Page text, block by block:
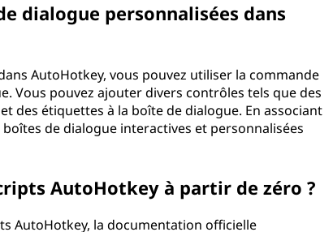
dialogue personnalisées dans
AutoHotkey, vous pouvez utiliser la commande
Vous pouvez ajouter divers contrôles tels que des
des étiquettes à la boîte de dialogue. En associant
de dialogue interactives et personnalisées
AutoHotkey à partir de zéro ?
AutoHotkey, la documentation officielle